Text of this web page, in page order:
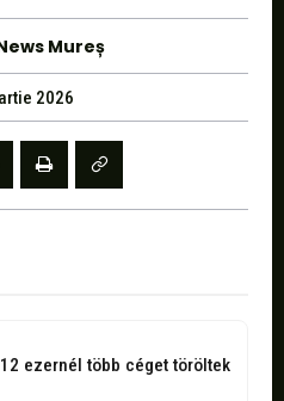
Mureș
2026
ezernél több céget töröltek